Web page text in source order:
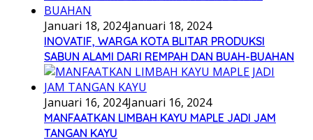
Januari 18, 2024Januari 18, 2024
INOVATIF, WARGA KOTA BLITAR PRODUKSI
SABUN ALAMI DARI REMPAH DAN BUAH-BUAHAN
Januari 16, 2024Januari 16, 2024
MANFAATKAN LIMBAH KAYU MAPLE JADI JAM
TANGAN KAYU